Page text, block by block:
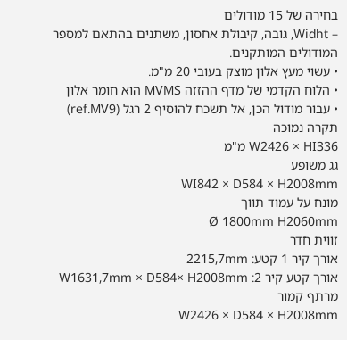
בחירה של 15 מודולים
– Widht, גובה, קיבולת אחסון, משתנים בהתאם למספר
המודולים המותקנים.
• עשוי מעץ אלון מוצק בעובי 20 מ"מ.
• הלוח הקדמי של מדף ההזזה MVMS הוא חומר אלון
• עבור מודול הכן, אל תשכח להוסיף 2 רגל (ref.MV9)
תקרה נמוכה
W2426 × HI336 מ"מ
גג משופע
WI842 × D584 × H2008mm
מונח על עמוד תווך
Ø 1800mm H2060mm
זווית חדר
אורך קיר 1 קטע: 2215,7mm
אורך קטע קיר 2: W1631,7mm × D584× H2008mm
מרתף קמור
W2426 × D584 × H2008mm